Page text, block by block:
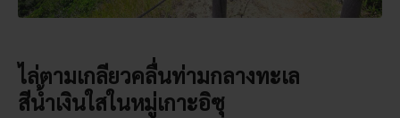
ไล่ตามเกลียวคลื่นท่ามกลางทะเล
สีน้ำเงินใสในหมู่เกาะอิซุ